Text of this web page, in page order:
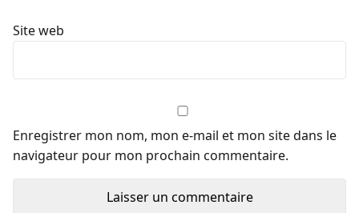
Site web
Enregistrer mon nom, mon e-mail et mon site dans le
navigateur pour mon prochain commentaire.